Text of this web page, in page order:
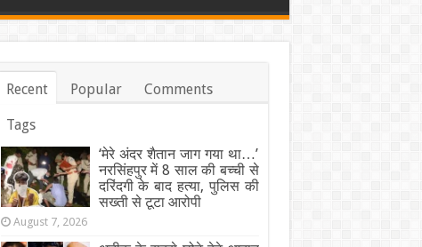
Recent Popular Comments
Tags
‘मेरे अंदर शैतान जाग गया था…’
नरसिंहपुर में 8 साल की बच्ची से
दरिंदगी के बाद हत्या, पुलिस की
सख्ती से टूटा आरोपी
August 7, 2026